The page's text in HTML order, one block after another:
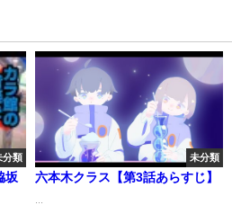
分類 未分類
六本木クラス【第3話あらすじ】
...